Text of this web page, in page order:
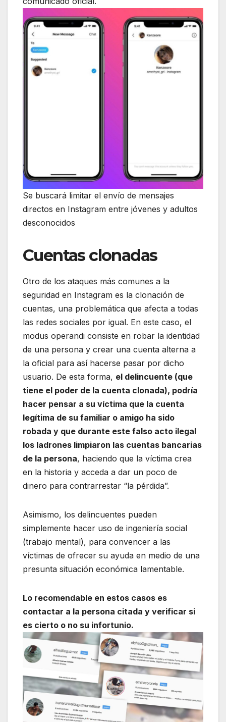
Se buscará limitar el envío de mensajes
directos en Instagram entre jóvenes y adultos
desconocidos
Cuentas clonadas
Otro de los ataques más comunes a la
seguridad en Instagram es la clonación de
cuentas, una problemática que afecta a todas
las redes sociales por igual. En este caso, el
modus operandi consiste en robar la identidad
de una persona y crear una cuenta alterna a
la oficial para así hacerse pasar por dicho
usuario. De esta forma, el delincuente (que
tiene el poder de la cuenta clonada), podría
hacer pensar a su víctima que la cuenta
legítima de su familiar o amigo ha sido
robada y que durante este falso acto ilegal
los ladrones limpiaron las cuentas bancarias
de la persona, haciendo que la víctima crea
en la historia y acceda a dar un poco de
dinero para contrarrestar “la pérdida”.
Asimismo, los delincuentes pueden
simplemente hacer uso de ingeniería social
(trabajo mental), para convencer a las
víctimas de ofrecer su ayuda en medio de una
presunta situación económica lamentable.
Lo recomendable en estos casos es
contactar a la persona citada y verificar si
es cierto o no su infortunio.